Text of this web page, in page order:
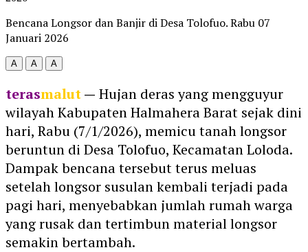
Bencana Longsor dan Banjir di Desa Tolofuo. Rabu 07
Januari 2026
A A A
terasmalut— Hujan deras yang mengguyur
wilayah Kabupaten Halmahera Barat sejak dini
hari, Rabu (7/1/2026), memicu tanah longsor
beruntun di Desa Tolofuo, Kecamatan Loloda.
Dampak bencana tersebut terus meluas
setelah longsor susulan kembali terjadi pada
pagi hari, menyebabkan jumlah rumah warga
yang rusak dan tertimbun material longsor
semakin bertambah.